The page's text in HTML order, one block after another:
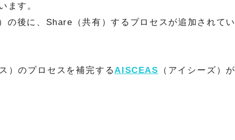
ます。
の後に、Share（共有）するプロセスが追加されてい
）のプロセスを補完するAISCEAS （アイシーズ）が